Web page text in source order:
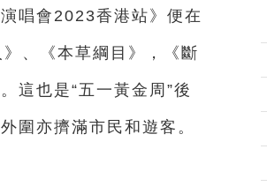
唱會2023香港站》便在
、《本草綱目》，《斷
這也是“五一黃金周”後
圍亦擠滿市民和遊客。